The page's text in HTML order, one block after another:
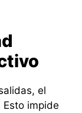
el
impide